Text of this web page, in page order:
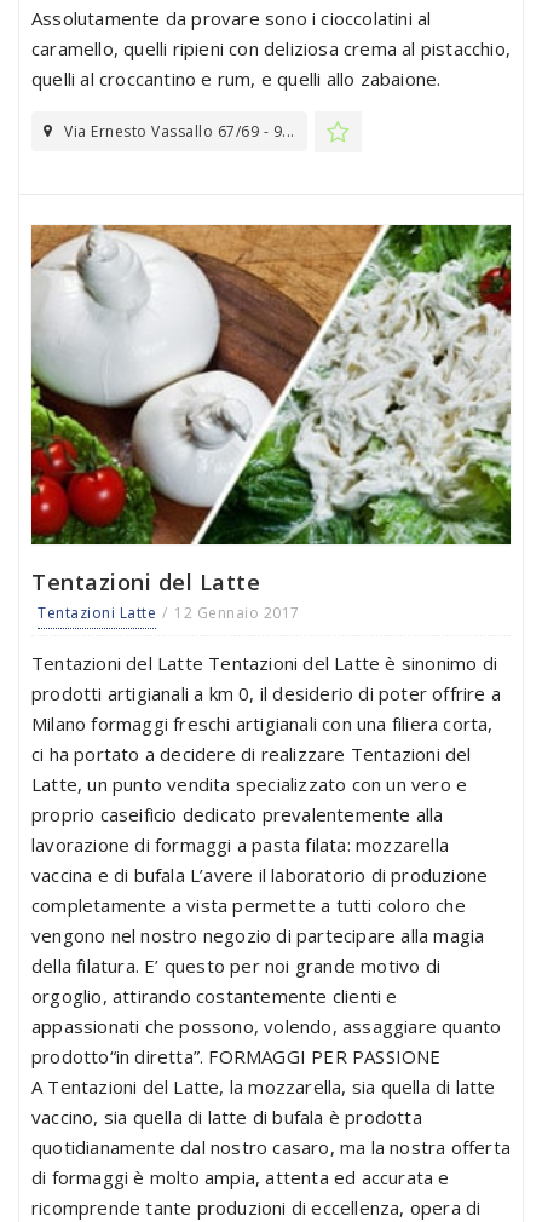
Assolutamente da provare sono i cioccolatini al
caramello, quelli ripieni con deliziosa crema al pistacchio,
quelli al croccantino e rum, e quelli allo zabaione.
Via Ernesto Vassallo 67/69 - 9...
Tentazioni del Latte
Tentazioni Latte 12 Gennaio 2017
Tentazioni del Latte Tentazioni del Latte è sinonimo di
prodotti artigianali a km 0, il desiderio di poter offrire a
Milano formaggi freschi artigianali con una filiera corta,
ci ha portato a decidere di realizzare Tentazioni del
Latte, un punto vendita specializzato con un vero e
proprio caseificio dedicato prevalentemente alla
lavorazione di formaggi a pasta filata: mozzarella
vaccina e di bufala L’avere il laboratorio di produzione
completamente a vista permette a tutti coloro che
vengono nel nostro negozio di partecipare alla magia
della filatura. E’ questo per noi grande motivo di
orgoglio, attirando costantemente clienti e
appassionati che possono, volendo, assaggiare quanto
prodotto“in diretta”. FORMAGGI PER PASSIONE
A Tentazioni del Latte, la mozzarella, sia quella di latte
vaccino, sia quella di latte di bufala è prodotta
quotidianamente dal nostro casaro, ma la nostra offerta
di formaggi è molto ampia, attenta ed accurata e
ricomprende tante produzioni di eccellenza, opera di